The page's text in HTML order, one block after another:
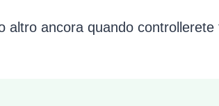
altro ancora quando controllerete